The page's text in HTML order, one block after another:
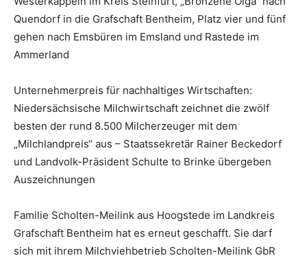
Quendorf in die Grafschaft Bentheim, Platz vier und fünf
gehen nach Emsbüren im Emsland und Rastede im
Ammerland
Unternehmerpreis für nachhaltiges Wirtschaften:
Niedersächsische Milchwirtschaft zeichnet die zwölf
besten der rund 8.500 Milcherzeuger mit dem
„Milchlandpreis“ aus – Staatssekretär Rainer Beckedorf
und Landvolk-Präsident Schulte to Brinke übergeben
Auszeichnungen
Familie Scholten-Meilink aus Hoogstede im Landkreis
Grafschaft Bentheim hat es erneut geschafft. Sie darf
sich mit ihrem Milchviehbetrieb Scholten-Meilink GbR